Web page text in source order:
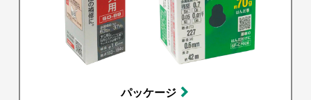
パッケージ